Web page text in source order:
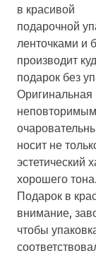
в красивой
подарочной
ленточками и
производит
подарок без
Оригинальная
носит не
эстетический
хорошего тона.
Подарок в
внимание,
чтобы